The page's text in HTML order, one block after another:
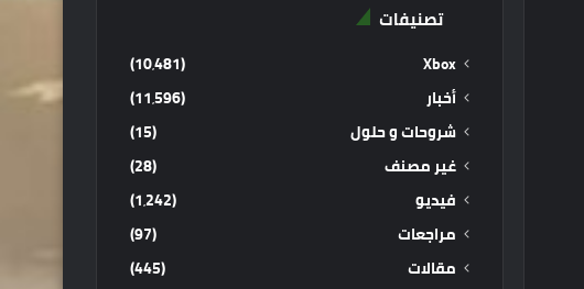
تصنيفات
Xbox
(10٬481)
أخبار
(11٬596)
شروحات و حلول
(15)
غير مصنف
(28)
فيديو
(1٬242)
مراجعات
(97)
مقالات
(445)